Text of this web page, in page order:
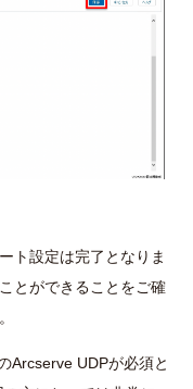
ト設定は完了となりま
とができることをご確
Arcserve UDPが必須と